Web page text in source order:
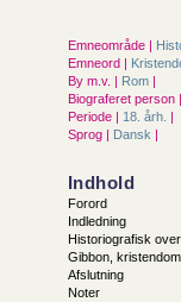
Emneområde |
Emneord |
By m.v. | Rom |
Biograferet person |
Periode | 18. årh. |
Sprog | Dansk |
Indhold
Forord
Indledning
Historiografisk
Gibbon,
Afslutning
Noter